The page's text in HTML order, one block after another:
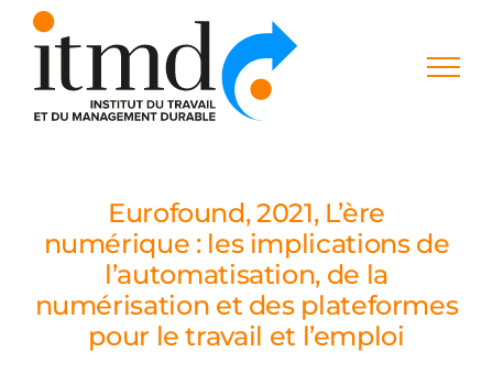
Skip
Eurofound, 2021, L’ère
numérique : les implications de
l’automatisation, de la
numérisation et des plateformes
pour le travail et l’emploi